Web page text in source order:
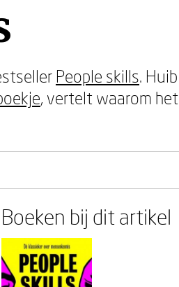
People skills. Huib
, vertelt waarom het
Boeken bij dit artikel